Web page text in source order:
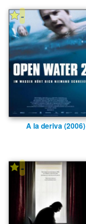
-
A la deriva (2006)
-